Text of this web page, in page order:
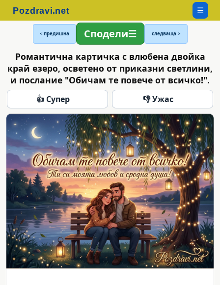
☰
< предишна Сподели следваща >
Романтична картичка с влюбена двойка
край езеро, осветено от приказни светлини,
и послание "Обичам те повече от всичко!".
👍 Супер 👎 Ужас